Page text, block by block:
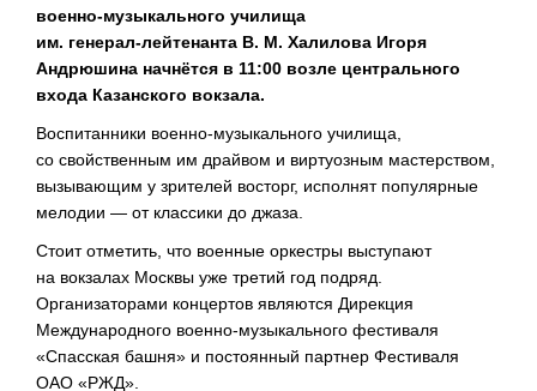
военно-музыкального училища
им. генерал-лейтенанта В. М. Халилова Игоря
Андрюшина начнётся в 11:00 возле центрального
входа Казанского вокзала.
Воспитанники военно-музыкального училища,
со свойственным им драйвом и виртуозным мастерством,
вызывающим у зрителей восторг, исполнят популярные
мелодии — от классики до джаза.
Стоит отметить, что военные оркестры выступают
на вокзалах Москвы уже третий год подряд.
Организаторами концертов являются Дирекция
Международного военно-музыкального фестиваля
«Спасская башня» и постоянный партнер Фестиваля
ОАО «РЖД»